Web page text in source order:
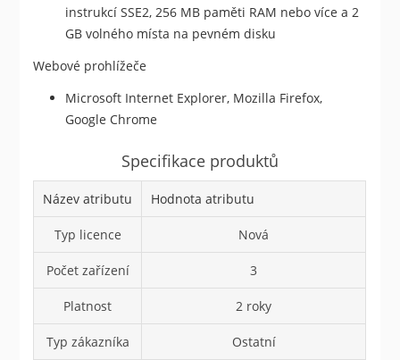
instrukcí SSE2, 256 MB paměti RAM nebo více a 2
GB volného místa na pevném disku
Webové prohlížeče
Microsoft Internet Explorer, Mozilla Firefox,
Google Chrome
Specifikace produktů
Název atributu Hodnota atributu
Typ licence Nová
Počet zařízení 3
Platnost 2 roky
Typ zákazníka Ostatní